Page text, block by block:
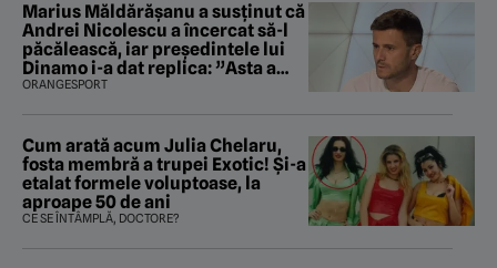
Marius Măldărăşanu a susţinut că
Andrei Nicolescu a încercat să-l
păcălească, iar preşedintele lui
Dinamo i-a dat replica: ”Asta a
fost istoria”
ORANGESPORT
Cum arată acum Julia Chelaru,
fosta membră a trupei Exotic! Și-a
etalat formele voluptoase, la
aproape 50 de ani
CE SE ÎNTÂMPLĂ, DOCTORE?